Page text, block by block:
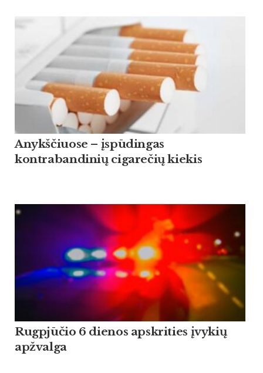
Anykščiuose – įspūdingas
kontrabandinių cigarečių kiekis
Rugpjūčio 6 dienos apskrities įvykių
apžvalga